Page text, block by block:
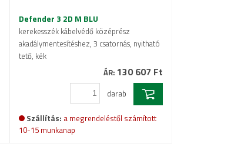
Defender 3 2D M BLU
kerekesszék kábelvédő középrész
akadálymentesítéshez, 3 csatornás, nyitható
tető, kék
ÁR: 130 607 Ft
darab
Szállítás: a megrendeléstől számított
10-15 munkanap